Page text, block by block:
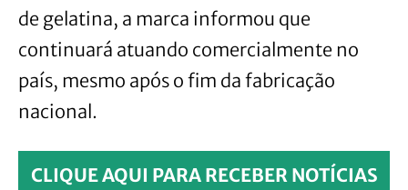
de gelatina, a marca informou que
continuará atuando comercialmente no
país, mesmo após o fim da fabricação
nacional.
CLIQUE AQUI PARA RECEBER NOTÍCIAS